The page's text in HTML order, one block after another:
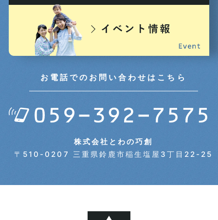
2024年10月 (6)
2024年09月 (5)
2024年08月 (5)
2024年05月 (7)
2024年04月 (6)
お電話でのお問い合わせはこちら
株式会社とわの巧創
〒510-0207 三重県鈴鹿市稲生塩屋3丁目22-25